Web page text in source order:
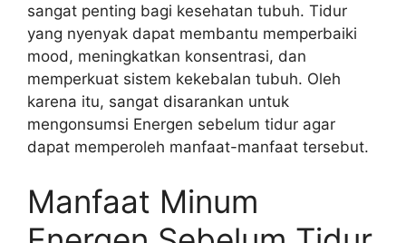
sangat penting bagi kesehatan tubuh. Tidur
yang nyenyak dapat membantu memperbaiki
mood, meningkatkan konsentrasi, dan
memperkuat sistem kekebalan tubuh. Oleh
karena itu, sangat disarankan untuk
mengonsumsi Energen sebelum tidur agar
dapat memperoleh manfaat-manfaat tersebut.
Manfaat Minum